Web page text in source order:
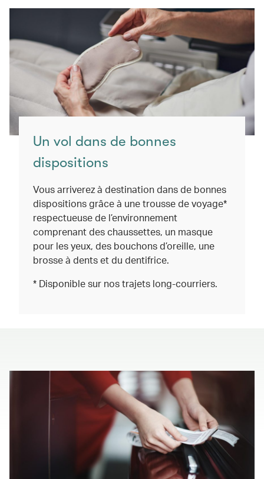
Un vol dans de bonnes
dispositions
Vous arriverez à destination dans de bonnes
dispositions grâce à une trousse de voyage*
respectueuse de l’environnement
comprenant des chaussettes, un masque
pour les yeux, des bouchons d’oreille, une
brosse à dents et du dentifrice.
* Disponible sur nos trajets long-courriers.